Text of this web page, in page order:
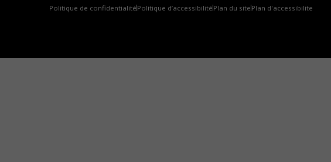
Politique de confidentialité Politique d’accessibilité Plan du site Plan d'accessibilite